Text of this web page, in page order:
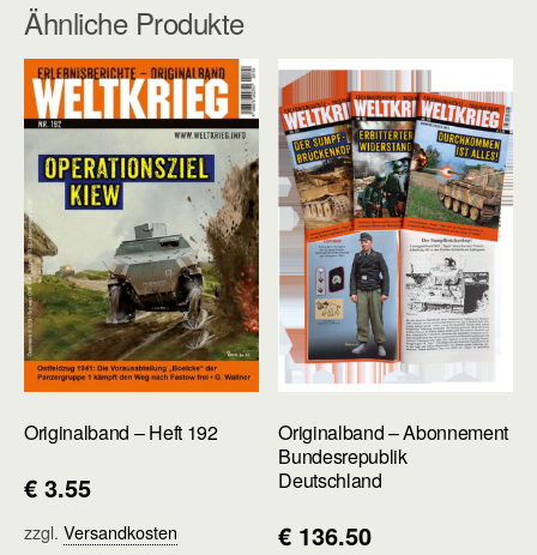
Ähnliche Produkte
Originalband – Heft 192
€ 3.55
zzgl. Versandkosten
Originalband – Abonnement
Bundesrepublik
Deutschland
€ 136.50